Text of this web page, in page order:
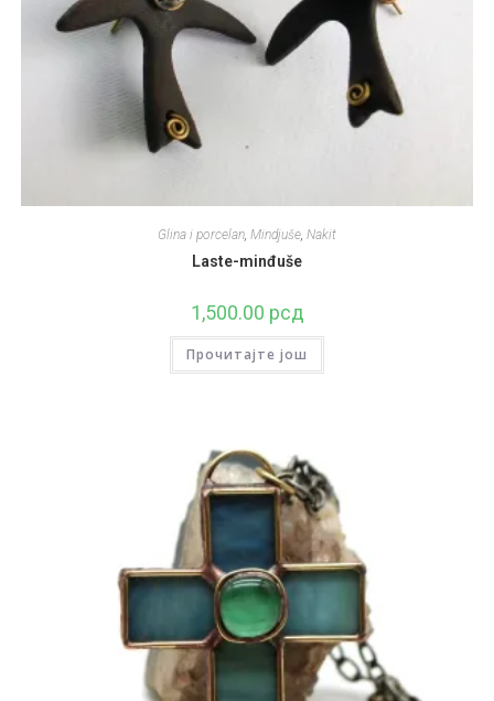
Glina i porcelan, Mindjuše, Nakit
Laste-minđuše
1,500.00 рсд
Прочитајте још